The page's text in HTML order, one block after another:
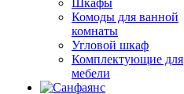
Шкафы
Комоды для ванной
комнаты
Угловой шкаф
Комплектующие для
мебели